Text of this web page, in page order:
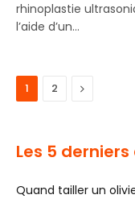
rhinoplastie
l’aide d’un…
1 2 Next
Les 5
Quand tailler un